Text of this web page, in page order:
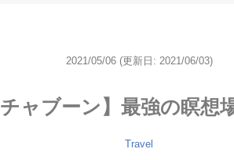
2021/05/06 (更新日: 2021/06/03)
チャブーン】最強の瞑想
Travel